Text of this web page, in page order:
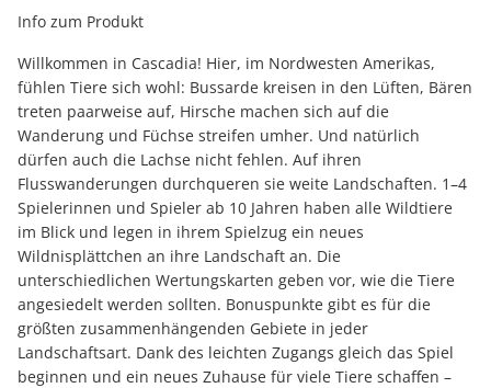
Info zum Produkt
Willkommen in Cascadia! Hier, im Nordwesten Amerikas,
fühlen Tiere sich wohl: Bussarde kreisen in den Lüften, Bären
treten paarweise auf, Hirsche machen sich auf die
Wanderung und Füchse streifen umher. Und natürlich
dürfen auch die Lachse nicht fehlen. Auf ihren
Flusswanderungen durchqueren sie weite Landschaften. 1–4
Spielerinnen und Spieler ab 10 Jahren haben alle Wildtiere
im Blick und legen in ihrem Spielzug ein neues
Wildnisplättchen an ihre Landschaft an. Die
unterschiedlichen Wertungskarten geben vor, wie die Tiere
angesiedelt werden sollten. Bonuspunkte gibt es für die
größten zusammenhängenden Gebiete in jeder
Landschaftsart. Dank des leichten Zugangs gleich das Spiel
beginnen und ein neues Zuhause für viele Tiere schaffen –